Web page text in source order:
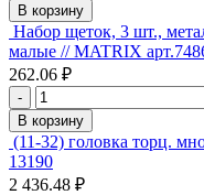
В корзину
Набор щеток, 3 шт.,
малые // MATRIX
262.06 ₽
-
В корзину
(11-32) головка торц.
13190
2 436.48 ₽